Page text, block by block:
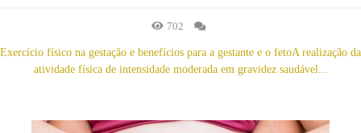
702
Exercício físico na gestação e benefícios para a gestante e o fetoA realização da
atividade física de intensidade moderada em gravidez saudável...